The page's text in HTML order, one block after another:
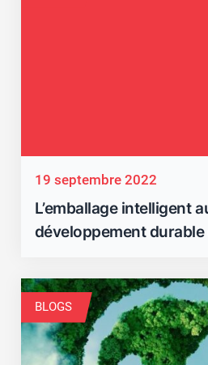
19 septembre 2022
L’emballage intelligent
développement durable
BLOGS